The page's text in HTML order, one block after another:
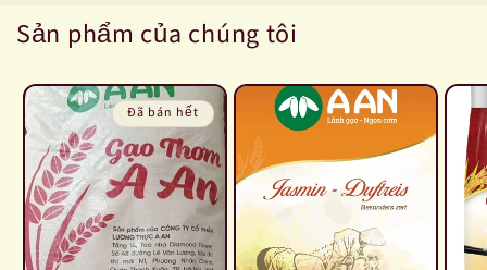
Sản phẩm của chúng tôi
Đã bán hết